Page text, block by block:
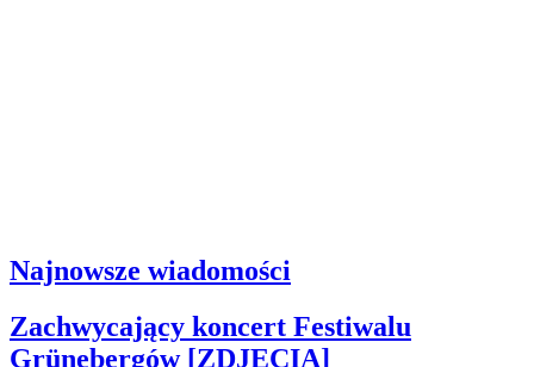
Najnowsze wiadomości
Zachwycający koncert Festiwalu
Grünebergów [ZDJĘCIA]